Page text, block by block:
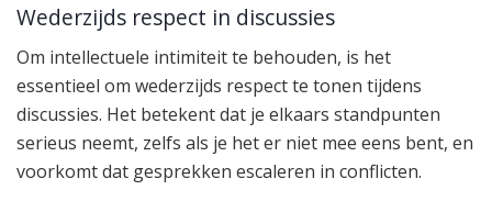
Wederzijds respect in discussies
Om intellectuele intimiteit te behouden, is het
essentieel om wederzijds respect te tonen tijdens
discussies. Het betekent dat je elkaars standpunten
serieus neemt, zelfs als je het er niet mee eens bent, en
voorkomt dat gesprekken escaleren in conflicten.